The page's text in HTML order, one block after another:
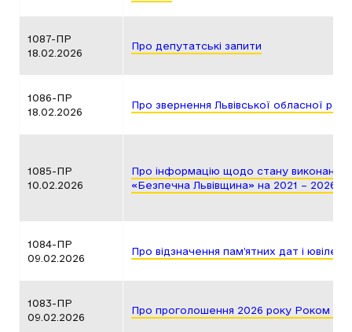
1087-ПР
18.02.2026
Про депутатські запити
1086-ПР
18.02.2026
Про звернення Львівської обласної ради
1085-ПР
10.02.2026
Про інформацію щодо стану виконання
«Безпечна Львівщина» на 2021 – 2026
1084-ПР
09.02.2026
Про відзначення пам’ятних дат і ювілеїв
1083-ПР
09.02.2026
Про проголошення 2026 року Роком